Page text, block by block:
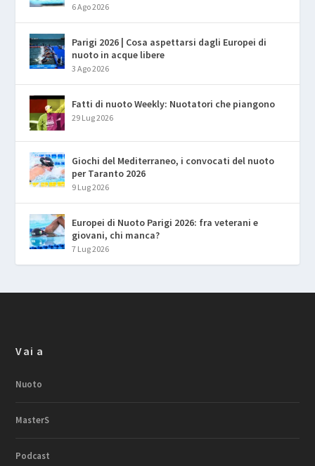
6 Ago 2026
Parigi 2026 | Cosa aspettarsi dagli Europei di
nuoto in acque libere
3 Ago 2026
Fatti di nuoto Weekly: Nuotatori che piangono
29 Lug 2026
Giochi del Mediterraneo, i convocati del nuoto
per Taranto 2026
9 Lug 2026
Europei di Nuoto Parigi 2026: fra veterani e
giovani, chi manca?
7 Lug 2026
Vai a
Nuoto
MasterS
Podcast